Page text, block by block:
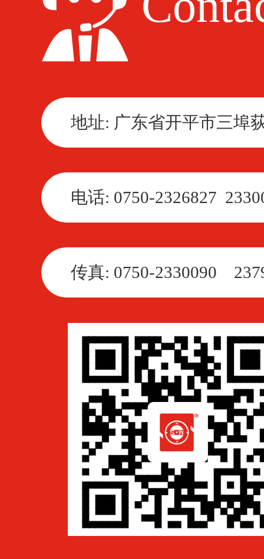
地址: 广东省开平市三埠
电话: 0750-2326827
传真: 0750-2330090